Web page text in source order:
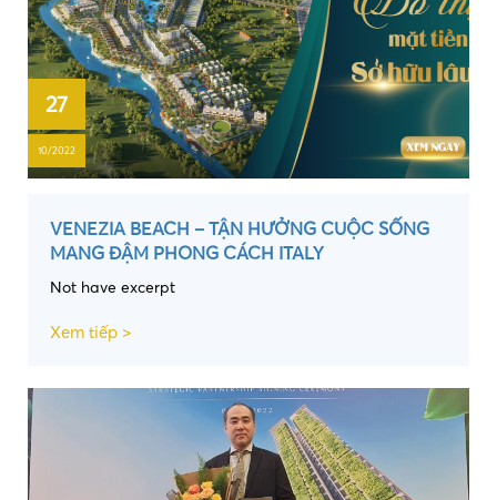
27
10/2022
VENEZIA BEACH – TẬN HƯỞNG CUỘC SỐNG
MANG ĐẬM PHONG CÁCH ITALY
Not have excerpt
Xem tiếp >